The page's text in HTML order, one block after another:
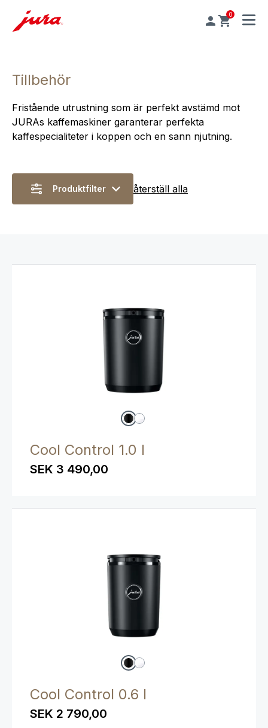
0
MENU
Tillbehör
Fristående utrustning som är perfekt avstämd mot
JURAs kaffemaskiner garanterar perfekta
kaffespecialiteter i koppen och en sann njutning.
Produktfilter återställ alla
Cool Control 1.0 l
SEK 3 490,00
Cool Control 0.6 l
SEK 2 790,00